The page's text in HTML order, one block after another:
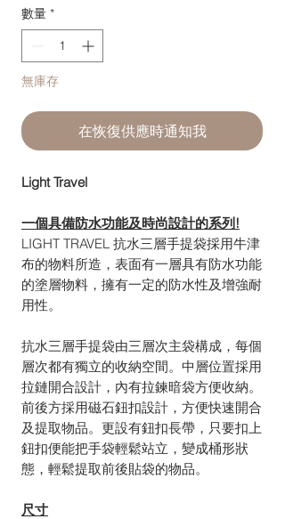
數量 *
無庫存
在恢復供應時通知我
Light Travel
一個具備防水功能及時尚設計的系列!
LIGHT TRAVEL 抗水三層手提袋採用牛津
布的物料所造，表面有一層具有防水功能
的塗層物料，擁有一定的防水性及增強耐
用性。
抗水三層手提袋由三層次主袋構成，每個
層次都有獨立的收納空間。中層位置採用
拉鏈開合設計，內有拉鍊暗袋方便收納。
前後方採用磁石鈕扣設計，方便快速開合
及提取物品。更設有鈕扣長帶，只要扣上
鈕扣便能把手袋輕鬆站立，變成桶形狀
態，輕鬆提取前後貼袋的物品。
尺寸